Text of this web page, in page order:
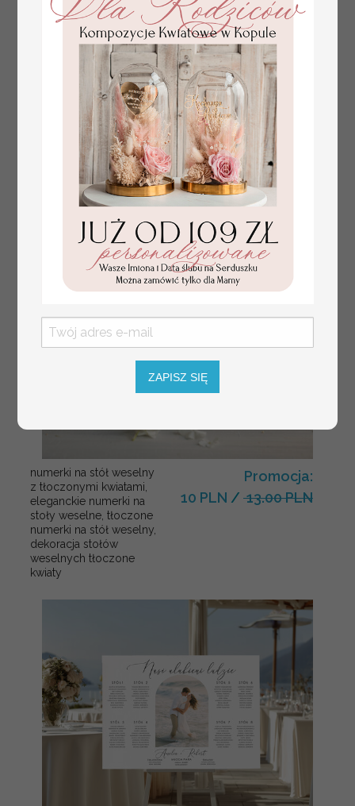
tłoczone winietki ślubne,
ślubne wizytówki winietki
na stół weselny, złote
lub srebrne napisy
tłoczone kwiaty na
winietkach ślubnych
Promocja:
2.4 PLN / 3.00 PLN
numerki na stół weselny
z tłoczonymi kwiatami,
eleganckie numerki na
stoły weselne, tłoczone
numerki na stół weselny,
dekoracja stołów
weselnych tłoczone
kwiaty
Promocja:
10 PLN / 13.00 PLN
ZAPISZ SIĘ